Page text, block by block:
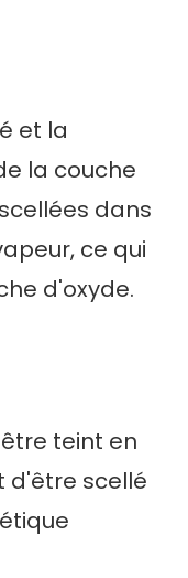
et la
la couche
dans
ce qui
d'oxyde.
teint en
d'être scellé